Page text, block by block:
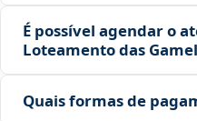
É possível agendar o
Loteamento das
Quais formas de